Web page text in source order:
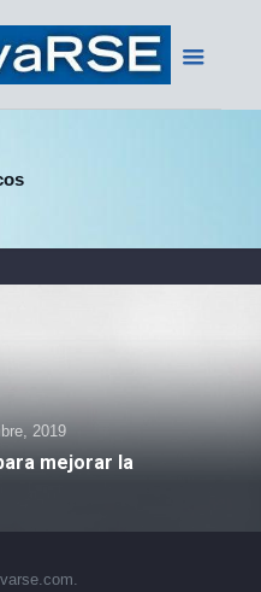
2019
mejorar la